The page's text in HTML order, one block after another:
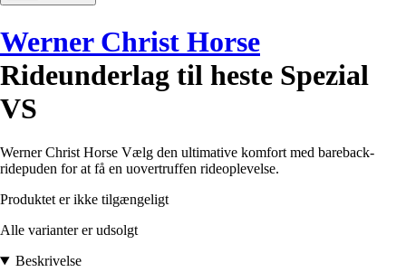
Werner Christ Horse
Rideunderlag til heste Spezial
VS
Werner Christ Horse Vælg den ultimative komfort med bareback-
ridepuden for at få en uovertruffen rideoplevelse.
Produktet er ikke tilgængeligt
Alle varianter er udsolgt
Beskrivelse